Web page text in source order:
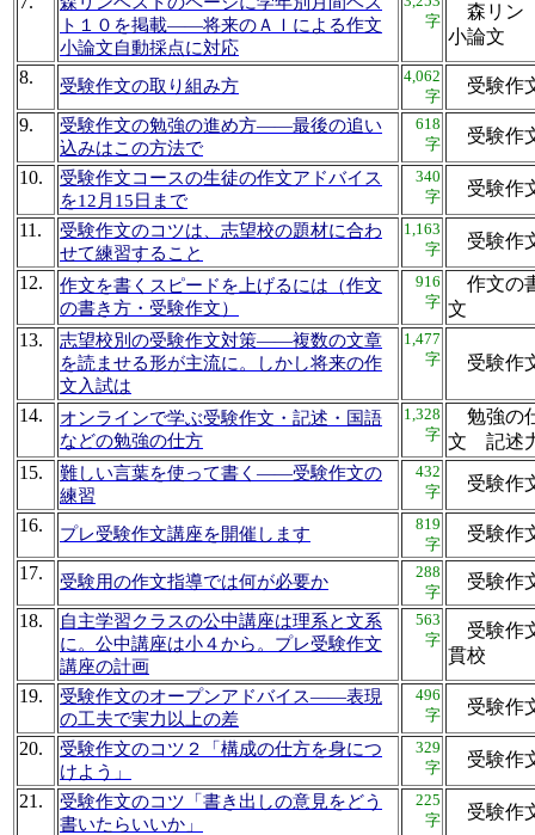
ト１０を掲載――将来のＡＩによる作文
小論文自動採点に対応
字
森リン
小論
8.
受験作文の取り組み方
4,062
字
受験
9.
受験作文の勉強の進め方――最後の追い
込みはこの方法で
618
字
受験
10.
受験作文コースの生徒の作文アドバイス
を12月15日まで
340
字
受験
11.
受験作文のコツは、志望校の題材に合わ
せて練習すること
1,163
字
受験
12.
作文を書くスピードを上げるには（作文
の書き方・受験作文）
916
字
作文の
文
13.
志望校別の受験作文対策――複数の文章
を読ませる形が主流に。しかし将来の作
文入試は
1,477
字
受験
14.
オンラインで学ぶ受験作文・記述・国語
などの勉強の仕方
1,328
字
勉強の
文 記
15.
難しい言葉を使って書く――受験作文の
練習
432
字
受験
16. プレ受験作文講座を開催します
819
字
受験
17.
受験用の作文指導では何が必要か
288
字
受験
18.
自主学習クラスの公中講座は理系と文系
に。公中講座は小４から。プレ受験作文
講座の計画
563
字
受験作
貫校
19.
受験作文のオープンアドバイス――表現
の工夫で実力以上の差
496
字
受験
20.
受験作文のコツ２「構成の仕方を身につ
けよう」
329
字
受験
21.
受験作文のコツ「書き出しの意見をどう
書いたらいいか」
225
字
受験